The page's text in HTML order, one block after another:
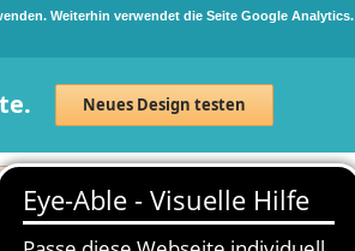
Weiterhin verwendet die Seite Google Analytics.
Neues Design testen
Neuanmeldung Anmelden